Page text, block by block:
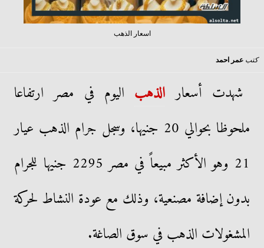
اسعار الذهب
كتب عمر احمد
شهدت أسعار الذهب اليوم في مصر ارتفاعا
ملحوظا بحوالي 20 جنيها، وسجل جرام الذهب عيار
21 وهو الأكثر مبيعاً في مصر 2295 جنيها للجرام
بدون إضافة مصنعية، وذلك مع عودة النشاط لحركة
المشغولات الذهب في سوق الصاغة.